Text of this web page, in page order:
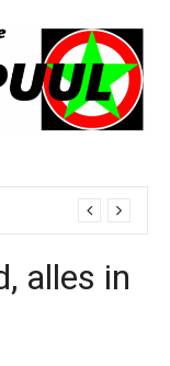
alles in